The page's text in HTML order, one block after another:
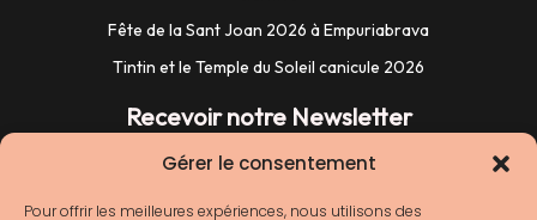
Gérer le consentement
Pour offrir les meilleures expériences, nous utilisons des
Fête de la Sant Joan 2026 à Empuriabrava
Tintin et le Temple du Soleil canicule 2026
Recevoir notre Newsletter